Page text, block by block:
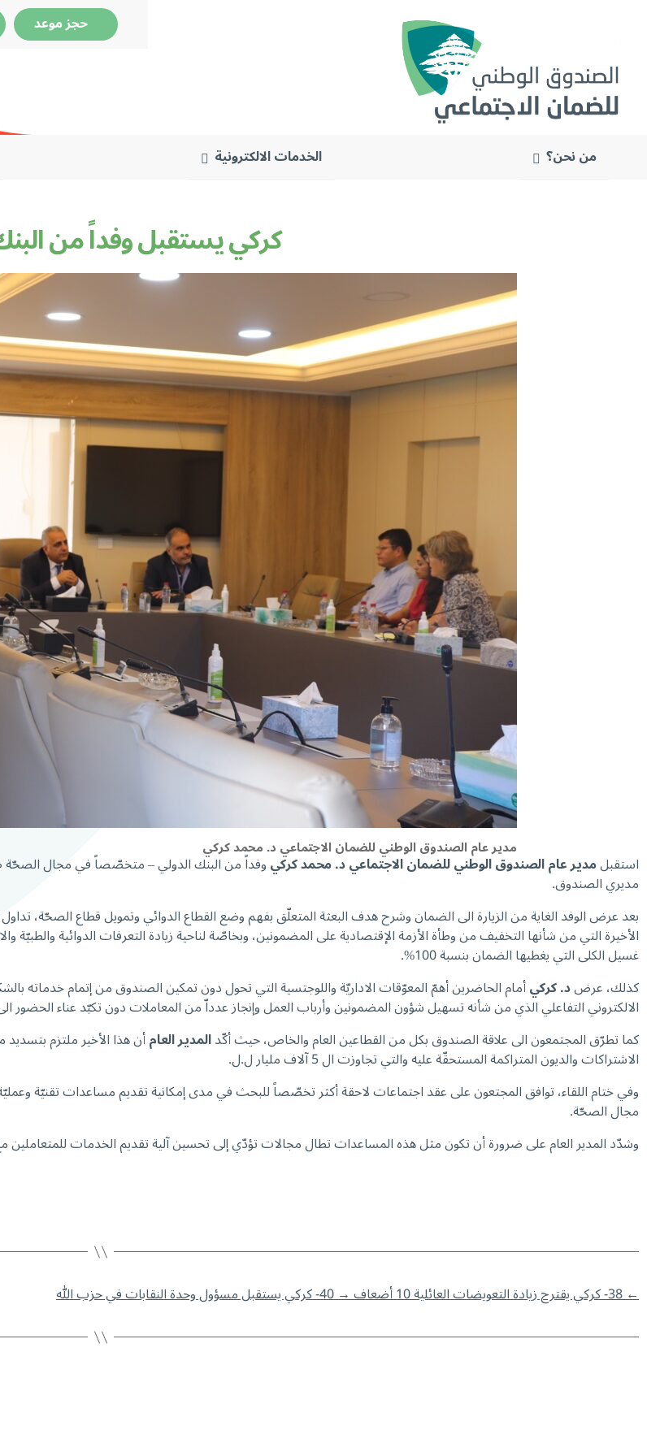
حجز موعد
من نحن؟ الخدمات الالكترونية
كركي يستقبل وفداً من
مدير عام الصندوق الوطني للضمان الاجتماعي د. محمد كركي
استقبلمدير عام الصندوق الوطني للضمان الاجتماعي د. محمد كركيوفداً من البنك الدولي – متخصّصاً في مجال الصحّة
مديري الصندوق.
بعد عرض الوفد الغاية من الزيارة الى الضمان وشرح هدف البعثة المتعلّق بفهم وضع القطاع الدوائي وتمويل قطاع الصحّة،
غسيل الكلى التي يغطيها الضمان بنسبة 100%.
كذلك، عرضد. كركيأمام الحاضرين أهمّ المعوّقات الاداريّة واللوجتسية التي تحول دون تمكين الصندوق من إتمام
الالكتروني التفاعلي الذي من شأنه تسهيل شؤون المضمونين وأرباب العمل وإنجاز عدداّ من المعاملات دون تكبّد عناء
كما تطرّق المجتمعون الى علاقة الصندوق بكل من القطاعين العام والخاص، حيث أكّدالمدير العام
الاشتراكات والديون المتراكمة المستحقّة عليه والتي تجاوزت ال 5 آلاف مليار ل.ل.
وفي ختام اللقاء، توافق المجتعون على عقد اجتماعات لاحقة أكثر تخصّصاً للبحث في مدى إمكانية تقديم مساعدات تقنيّة
مجال الصحّة.
وشدّد المدير العام على ضرورة أن تكون مثل هذه المساعدات تطال مجالات تؤدّي إلى تحسين آلية تقديم الخدمات
←38- كركي يقترح زيادة التعويضات العائلية 10 أضعاف →40- كركي يستقبل مسؤول وحدة النقابات في حزب الله